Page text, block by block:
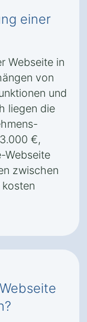
einer
Webseite in
von
und
liegen die
€,
Webseite
zwischen